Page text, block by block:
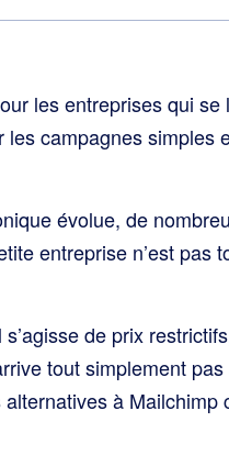
les entreprises qui
campagnes simples
évolue, de
entreprise n’est pas
de prix
tout simplement
à Mailchimp